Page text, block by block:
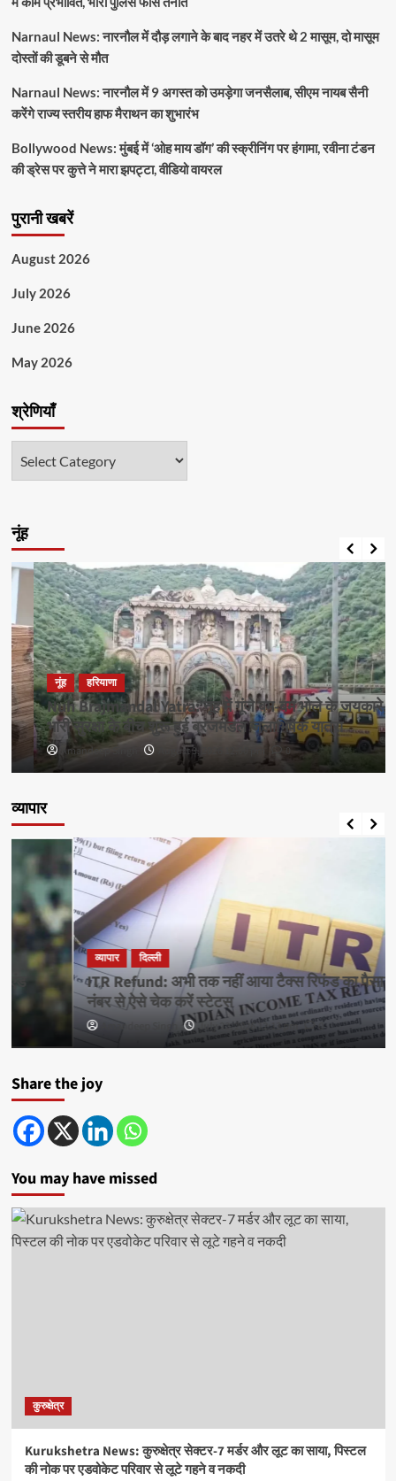
Narnaul News: नारनौल में दौड़ लगाने के बाद नहर में उतरे थे 2 मासूम, दो मासूम
दोस्तों की डूबने से मौत
Narnaul News: नारनौल में 9 अगस्त को उमड़ेगा जनसैलाब, सीएम नायब सैनी
करेंगे राज्य स्तरीय हाफ मैराथन का शुभारंभ
Bollywood News: मुंबई में ‘ओह माय डॉग’ की स्क्रीनिंग पर हंगामा, रवीना टंडन
की ड्रेस पर कुत्ते ने मारा झपट्टा, वीडियो वायरल
पुरानी खबरें
August 2026
July 2026
June 2026
May 2026
श्रेणियाँ
नूंह
नूंह हरियाणा
Nuh Brajmandal Yatra: नूंह में गूंजे बम-बम भोले के जयकारे,
भारी सुरक्षा के बीच शुरू हुई ब्रजमंडल जलाभिषेक यात्रा
Amandeep Singh August 3, 2026 12:00 pm
व्यापार
व्यापार दिल्ली
ITR Refund: अभी तक नहीं आया टैक्स रिफंड का पैसा? PAN
नंबर से ऐसे चेक करें स्टेटस
Amandeep Singh July 22, 2026 12:13 pm 0
Share the joy
You may have missed
कुरुक्षेत्र
Kurukshetra News: कुरुक्षेत्र सेक्टर-7 मर्डर और लूट का साया, पिस्टल
की नोक पर एडवोकेट परिवार से लूटे गहने व नकदी